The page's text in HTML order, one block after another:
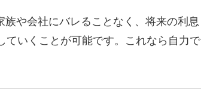
や会社にバレることなく、将来の利息
ていくことが可能です。これなら自力で